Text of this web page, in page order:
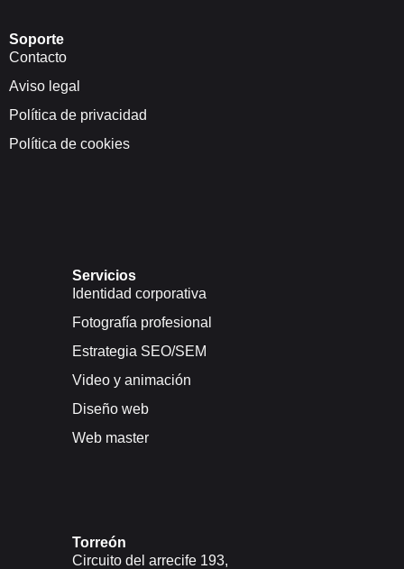
Soporte
Contacto
Aviso legal
Política de privacidad
Política de cookies
Servicios
Identidad corporativa
Fotografía profesional
Estrategia SEO/SEM
Video y animación
Diseño web
Web master
Torreón
Circuito del arrecife 193,